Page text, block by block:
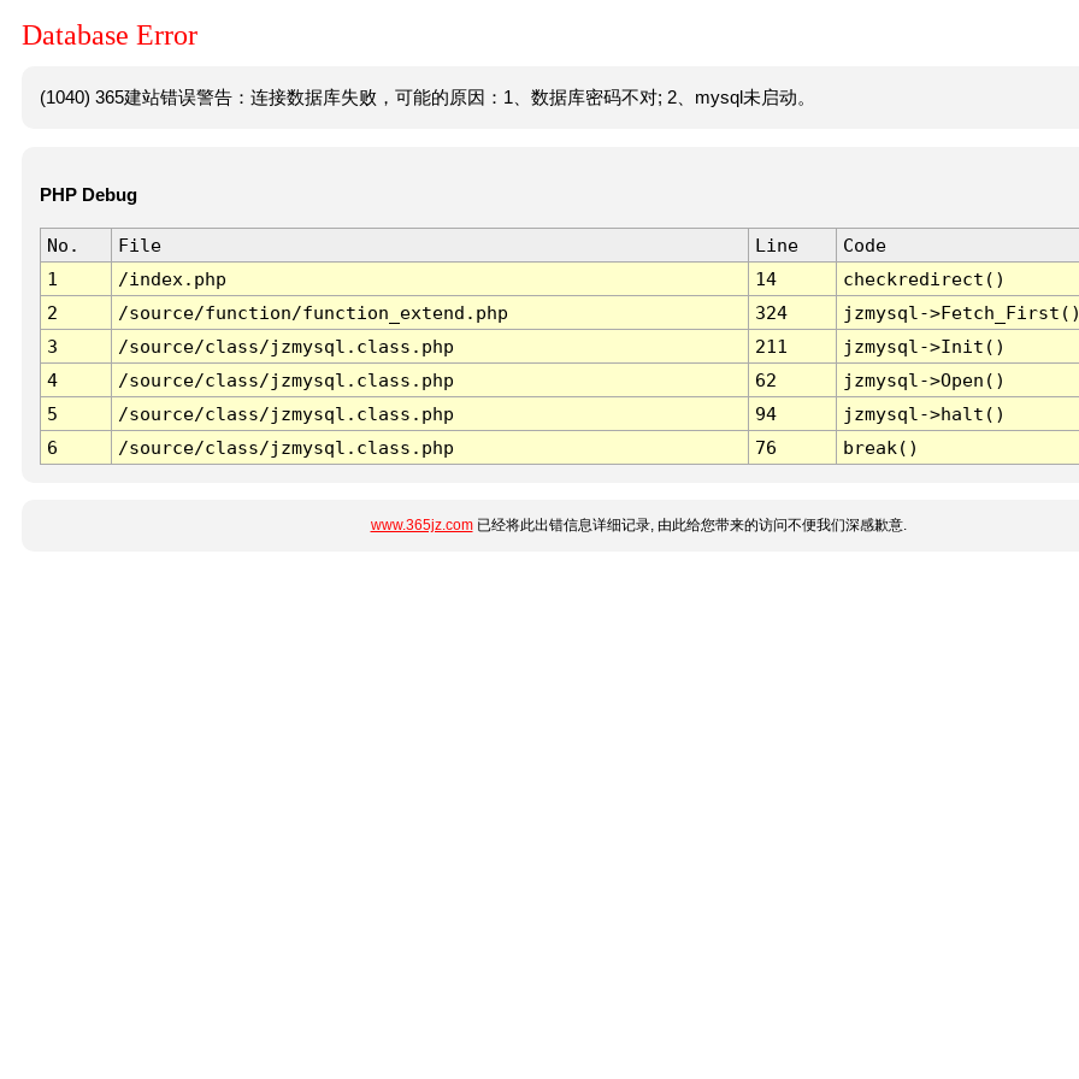
Database Error
(1040) 365建站错误警告：连接数据库失败，可能的原因：1、数据库密码不对; 2、mysql未启动。
PHP Debug
No. File Line
Code
1
/index.php 14
checkredirect()
2
/source/function/function_extend.php 324
jzmysql-
3
/source/class/jzmysql.class.php 211
jzmysql->Init()
4
/source/class/jzmysql.class.php 62
jzmysql->Open()
5
/source/class/jzmysql.class.php 94
jzmysql->halt()
6
/source/class/jzmysql.class.php 76 break()
www.365jz.com已经将此出错信息详细记录, 由此给您带来的访问不便我们深感歉意.